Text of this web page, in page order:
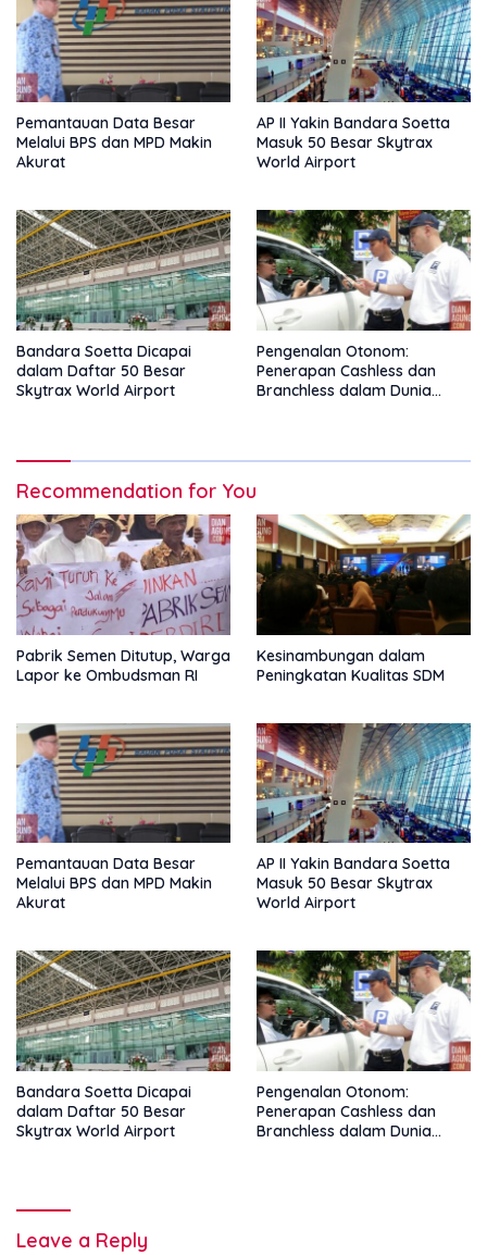
Pemantauan Data Besar
Melalui BPS dan MPD Makin
Akurat
AP II Yakin Bandara Soetta
Masuk 50 Besar Skytrax
World Airport
Bandara Soetta Dicapai
dalam Daftar 50 Besar
Skytrax World Airport
Pengenalan Otonom:
Penerapan Cashless dan
Branchless dalam Dunia
Recommendation for You
Pabrik Semen Ditutup, Warga
Lapor ke Ombudsman RI
Kesinambungan dalam
Peningkatan Kualitas SDM
Pemantauan Data Besar
Melalui BPS dan MPD Makin
Akurat
AP II Yakin Bandara Soetta
Masuk 50 Besar Skytrax
World Airport
Bandara Soetta Dicapai
dalam Daftar 50 Besar
Skytrax World Airport
Pengenalan Otonom:
Penerapan Cashless dan
Branchless dalam Dunia
Leave a Reply